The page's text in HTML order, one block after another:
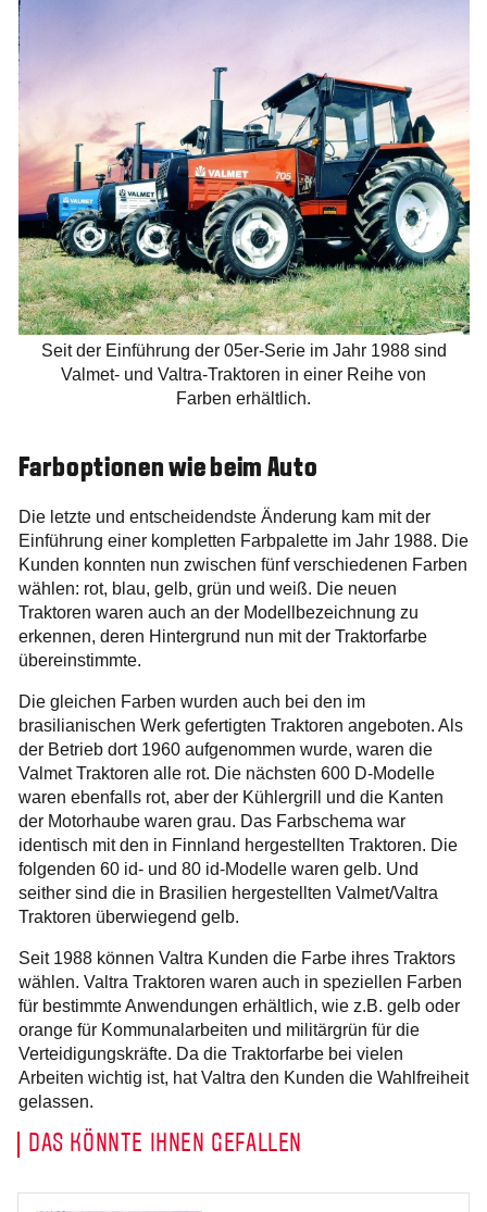
Seit der Einführung der 05er-Serie im Jahr 1988 sind
Valmet- und Valtra-Traktoren in einer Reihe von
Farben erhältlich.
Farboptionen wie beim Auto
Die letzte und entscheidendste Änderung kam mit der
Einführung einer kompletten Farbpalette im Jahr 1988. Die
Kunden konnten nun zwischen fünf verschiedenen Farben
wählen: rot, blau, gelb, grün und weiß. Die neuen
Traktoren waren auch an der Modellbezeichnung zu
erkennen, deren Hintergrund nun mit der Traktorfarbe
übereinstimmte.
Die gleichen Farben wurden auch bei den im
brasilianischen Werk gefertigten Traktoren angeboten. Als
der Betrieb dort 1960 aufgenommen wurde, waren die
Valmet Traktoren alle rot. Die nächsten 600 D-Modelle
waren ebenfalls rot, aber der Kühlergrill und die Kanten
der Motorhaube waren grau. Das Farbschema war
identisch mit den in Finnland hergestellten Traktoren. Die
folgenden 60 id- und 80 id-Modelle waren gelb. Und
seither sind die in Brasilien hergestellten Valmet/Valtra
Traktoren überwiegend gelb.
Seit 1988 können Valtra Kunden die Farbe ihres Traktors
wählen. Valtra Traktoren waren auch in speziellen Farben
für bestimmte Anwendungen erhältlich, wie z.B. gelb oder
orange für Kommunalarbeiten und militärgrün für die
Verteidigungskräfte. Da die Traktorfarbe bei vielen
Arbeiten wichtig ist, hat Valtra den Kunden die Wahlfreiheit
gelassen.
DAS KÖNNTE IHNEN GEFALLEN